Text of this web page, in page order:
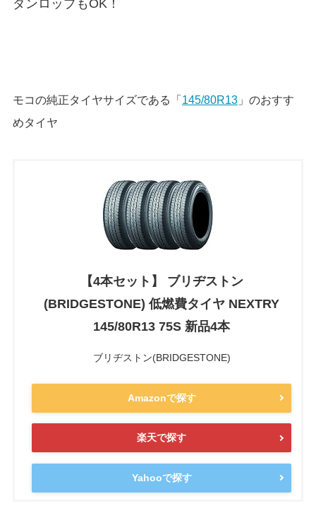
ダンロップもOK！
モコの純正タイヤサイズである「 145/80R13」のおすす
めタイヤ
【4本セット】 ブリヂストン
(BRIDGESTONE) 低燃費タイヤ NEXTRY
145/80R13 75S 新品4本
ブリヂストン(BRIDGESTONE)
Amazonで探す
楽天で探す
Yahooで探す